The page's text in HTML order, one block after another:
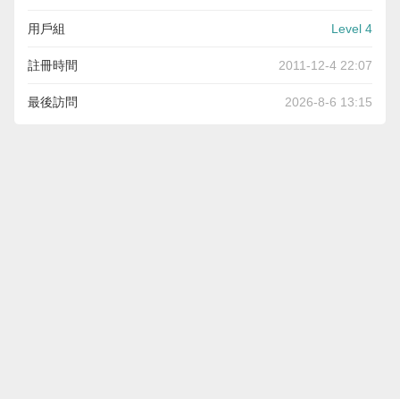
用戶組 Level 4
註冊時間 2011-12-4 22:07
最後訪問 2026-8-6 13:15